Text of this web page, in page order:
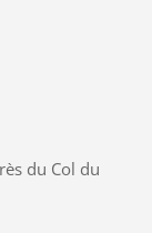
du Col du